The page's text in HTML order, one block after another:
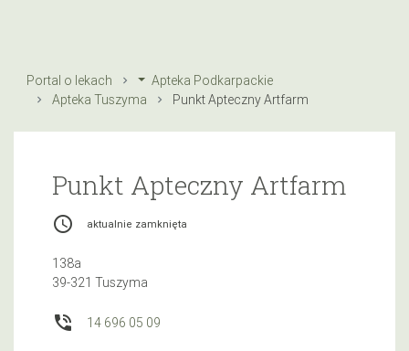
Portal o lekach
Apteka Podkarpackie
Apteka Tuszyma
Punkt Apteczny Artfarm
Punkt Apteczny Artfarm
access_time aktualnie zamknięta
138a
39-321 Tuszyma
phone_in_talk 14 696 05 09